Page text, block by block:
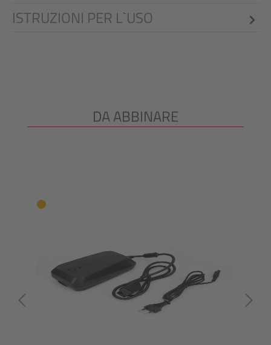
ISTRUZIONI PER L`USO
Salta la galleria dei prodotti
DA ABBINARE